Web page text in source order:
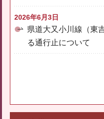
2026年6月3日
県道大又小川線（東
る通行止について